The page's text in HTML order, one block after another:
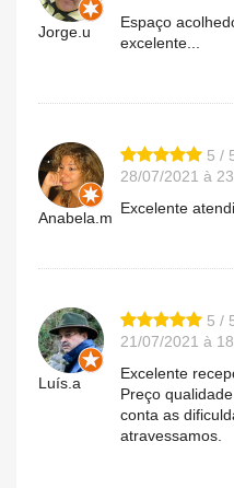
Jorge.u
Espaço
excelente...
Anabela.m
5 /
28/07/2021 à
Excelente
Luís.a
5 /
21/07/2021 à
Excelente
Preço
conta as
atravessamos.